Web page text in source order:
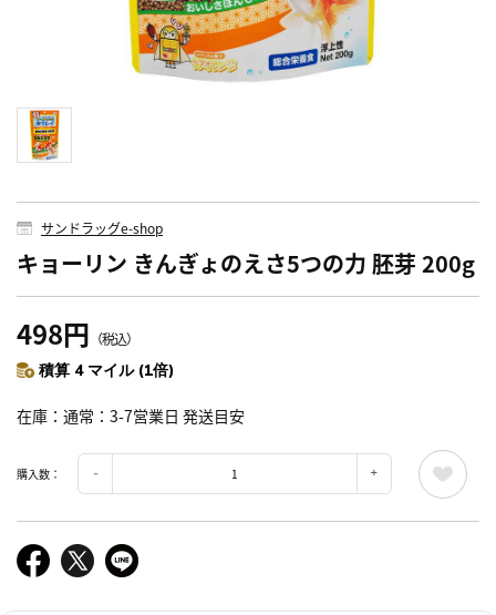
サンドラッグe-shop
キョーリン きんぎょのえさ5つの力 胚芽 200g
498円 （税込）
積算 4 マイル (1倍)
在庫 通常：3-7営業日 発送目安
購入数：